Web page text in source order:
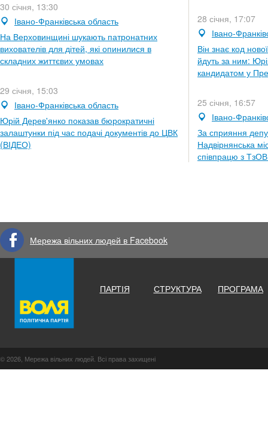
30 січня, 13:30
Івано-Франківська область
На Верховинщині шукають патронатних
вихователів для дітей, які опинилися в
складних життєвих умовах
29 січня, 15:03
Івано-Франківська область
Юрій Дерев'янко показав бюрократичні
залаштунки під час подачі документів до ЦВК
(ВІДЕО)
28 січня, 17:07
Івано-
Він знає код
йдуть за ним:
кандидатом у
25 січня, 16:57
Івано-
За сприяння
Надвірнянська
співпрацю з
Мережа вільних людей в Facebook
ПАРТІЯ СТРУКТУРА ПРОГРАМА
© 2026, Мережа вільних людей. Всі права захищені